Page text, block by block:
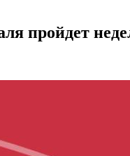
пройдет